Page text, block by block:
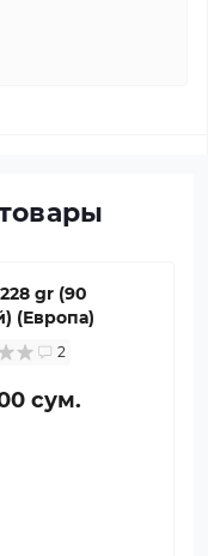
gr (90
(Европа)
2
сум.